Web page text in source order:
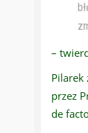
–
Pilarek
przez
de